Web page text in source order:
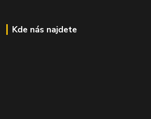
Kde nás najdete